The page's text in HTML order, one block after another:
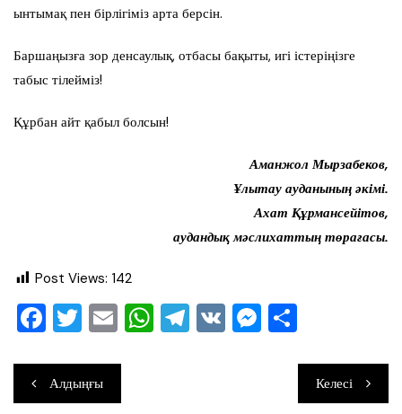
ынтымақ пен бірлігіміз арта берсін.
Баршаңызға зор денсаулық, отбасы бақыты, игі істеріңізге
табыс тілейміз!
Құрбан айт қабыл болсын!
Аманжол Мырзабеков,
Ұлытау ауданының әкімі.
Ахат Құрмансейітов,
аудандық мәслихаттың төрағасы.
Post Views: 142
F
c
e
T
tt
er
E
ai
l
W T V M
ра
ви
Навигация
Алдыңғы Келесі